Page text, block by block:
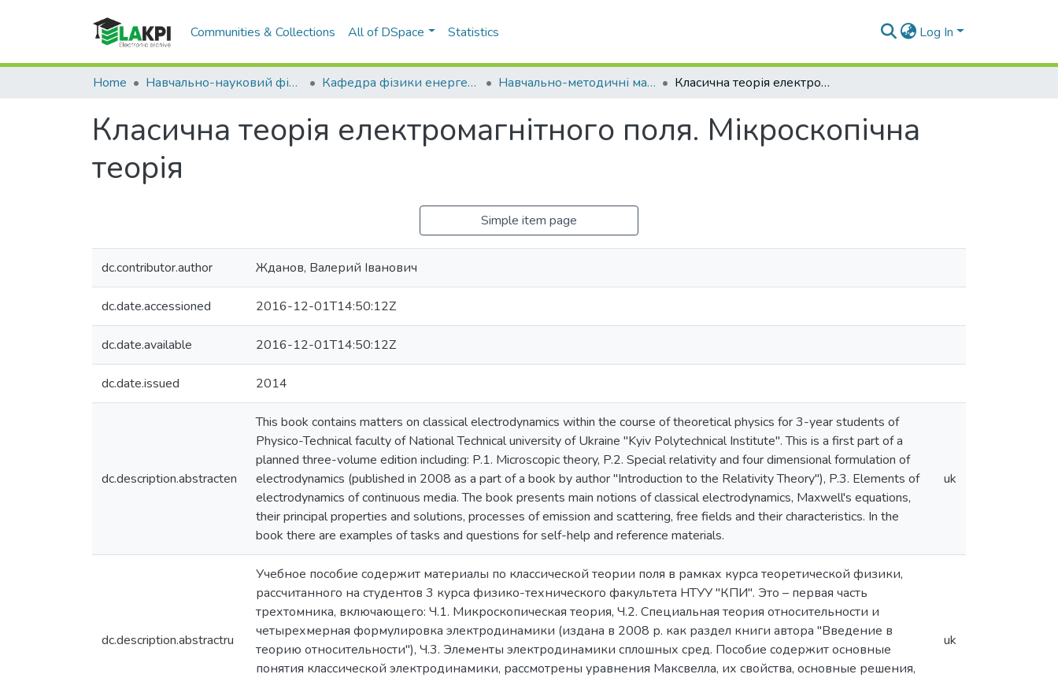
Communities & Collections All of DSpace Statistics Log In
Home Навчально-науковий фізико-технічний інститут (НН ФТІ) Кафедра фізики енергетичних систем (ФЕС) Навчально-методичні матеріали (ФЕС) Класична теорія електромагнітного поля. Мікроскопічна теорія
Класична теорія електромагнітного поля. Мікроскопічна
теорія
Simple item page
dc.contributor.author Жданов, Валерий Іванович
dc.date.accessioned 2016-12-01T14:50:12Z
dc.date.available 2016-12-01T14:50:12Z
dc.date.issued 2014
dc.description.abstracten
This book contains matters on classical electrodynamics within the course of theoretical physics for 3-year students of
Physico-Technical faculty of National Technical university of Ukraine "Kyiv Polytechnical Institute". This is a first part of a
planned three-volume edition including: P.1. Microscopic theory, P.2. Special relativity and four dimensional formulation of
electrodynamics (published in 2008 as a part of a book by author "Introduction to the Relativity Theory"), P.3. Elements of
electrodynamics of continuous media. The book presents main notions of classical electrodynamics, Maxwell's equations,
their principal properties and solutions, processes of emission and scattering, free fields and their characteristics. In the
book there are examples of tasks and questions for self-help and reference materials.
uk
dc.description.abstractru
Учебное пособие содержит материалы по классической теории поля в рамках курса теоретической физики,
рассчитанного на студентов 3 курса физико-технического факультета НТУУ "КПИ". Это – первая часть
трехтомника, включающего: Ч.1. Микроскопическая теория, Ч.2. Специальная теория относительности и
четырехмерная формулировка электродинамики (издана в 2008 р. как раздел книги автора "Введение в
теорию относительности"), Ч.3. Элементы электродинамики сплошных сред. Пособие содержит основные
понятия классической электродинамики, рассмотрены уравнения Максвелла, их свойства, основные решения,
uk